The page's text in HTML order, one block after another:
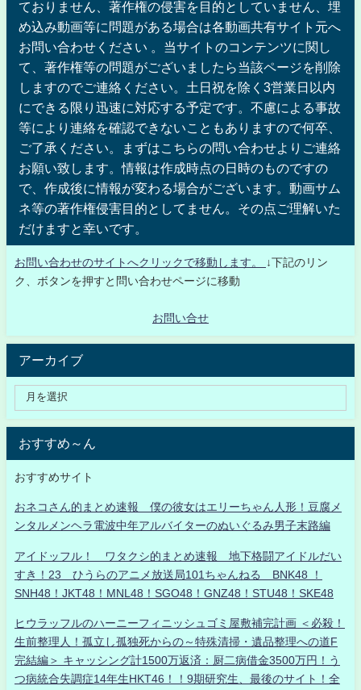
ておりません、著作権の侵害を目的としていません、埋
め込み動画等に問題がある場合は各動画共有サイト元へ
お問い合わせください 。当サイトのコンテンツに関し
て、著作権等の問題がございましたら当該ページを削除
しますのでご連絡ください。土日祝を除く3営業日以内
にできる限り迅速に対応する予定です。不慮による事故
等により連絡を確認できないこともありますので何卒、
ご了承ください。まずはこちらの問い合わせよりご連絡
お願い致します。情報は作成時点の日時のものですの
で、作成後に情報が変わる場合がございます。動画サム
ネ等の著作権侵害目的としてません。その点ご理解いた
だけますと幸いです。
お問い合わせのサイトへクリックで移動します。
↓下記のリン
ク、ボタンを押すと問い合わせページに移動
お問い合せ
アーカイブ
おすすめ～ん
おすすめサイト
おネコさん的まとめ速報 僕の彼女はエリーちゃん人形！豆腐メ
ンタルメンヘラ電波中年アルバイターのぬいぐるみ男子末路編
アイドッフル！ ワタクシ的まとめ速報 地下格闘アイドルだい
すき！23 ひうらのアニメ放送局101ちゃんねる BNK48 ！
SNH48！JKT48！MNL48！SGO48！GNZ48！STU48！SKE48
ヒウラッフルのハーニーフィニッシュゴミ屋敷補完計画 ＜必殺！
生前整理人！孤立し孤独死からの～特殊清掃・遺品整理への道F
完結編＞ キャッシング計1500万返済：厨二病借金3500万円！う
つ病統合失調症14年生HKT46！！9期研究生、最後のサイト！全